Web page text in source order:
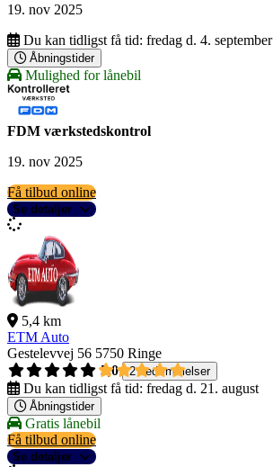
19. nov 2025
Du kan tidligst få tid: fredag d. 4. september
Åbningstider
Mulighed for lånebil
FDM værkstedskontrol
19. nov 2025
Få tilbud online
Se detaljer
5,4 km
ETM Auto
Gestelevvej 56 5750 Ringe
5,0
2 bedømmelser
Du kan tidligst få tid: fredag d. 21. august
Åbningstider
Gratis lånebil
Få tilbud online
Se detaljer